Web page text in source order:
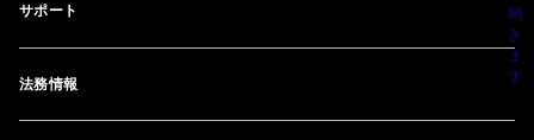
サポート
法務情報